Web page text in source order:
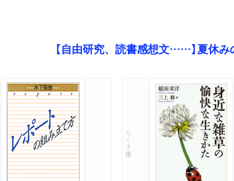
【自由研究、読書感想文……】夏休み
ちくま文庫